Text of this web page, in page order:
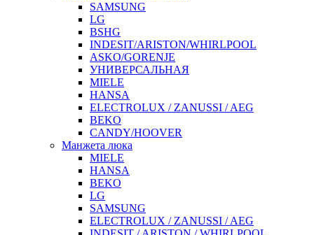
SAMSUNG
LG
BSHG
INDESIT/ARISTON/WHIRLPOOL
ASKO/GORENJE
УНИВЕРСАЛЬНАЯ
MIELE
HANSA
ELECTROLUX / ZANUSSI / AEG
BEKO
CANDY/HOOVER
Манжета люка
MIELE
HANSA
BEKO
LG
SAMSUNG
ELECTROLUX / ZANUSSI / AEG